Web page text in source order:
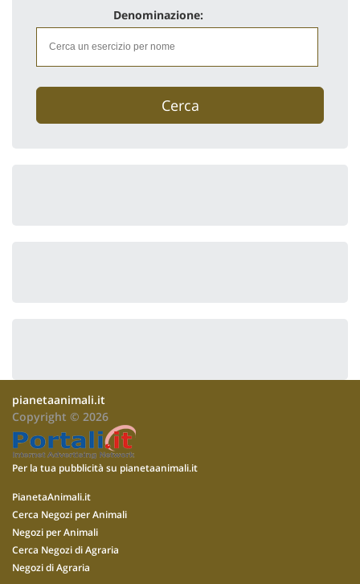
Denominazione:
Cerca
pianetaanimali.it
Copyright © 2026
Per la tua pubblicità su pianetaanimali.it
PianetaAnimali.it
Cerca Negozi per Animali
Negozi per Animali
Cerca Negozi di Agraria
Negozi di Agraria